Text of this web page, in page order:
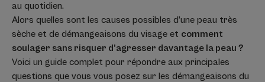
au quotidien.
Alors quelles sont les causes possibles d’une peau très
sèche et de démangeaisons du visage et comment
soulager sans risquer d’agresser davantage la peau ?
Voici un guide complet pour répondre aux principales
questions que vous vous posez sur les démangeaisons du